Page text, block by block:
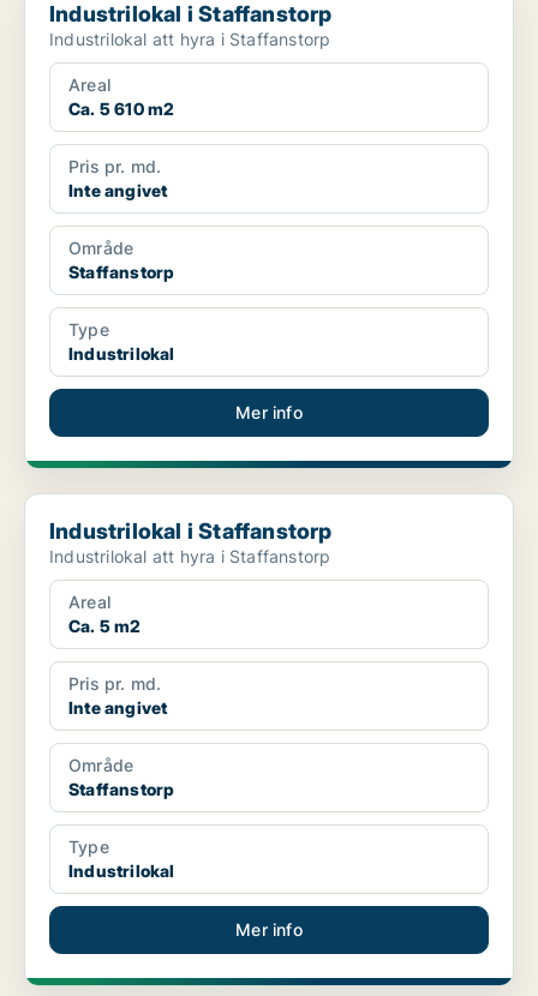
Industrilokal i Staffanstorp
Industrilokal att hyra i Staffanstorp
Areal
Ca. 5 610 m2
Pris pr. md.
Inte angivet
Område
Staffanstorp
Type
Industrilokal
Mer info
Industrilokal i Staffanstorp
Industrilokal i Staffanstorp
Industrilokal att hyra i Staffanstorp
Areal
Ca. 5 m2
Pris pr. md.
Inte angivet
Område
Staffanstorp
Type
Industrilokal
Mer info